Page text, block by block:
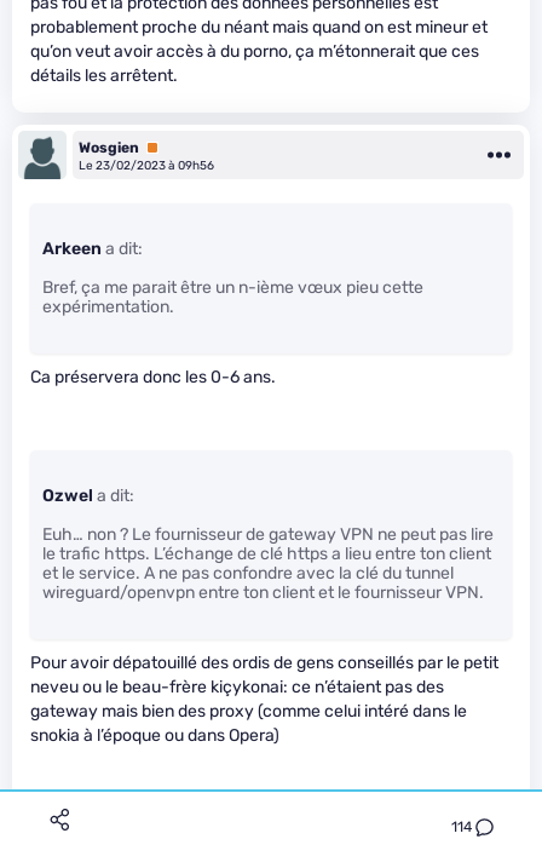
114
probablement proche du néant mais quand on est mineur et
qu’on veut avoir accès à du porno, ça m’étonnerait que ces
détails les arrêtent.
Wosgien
Premium
Le 23/02/2023 à 09h56
Arkeen a dit:
Bref, ça me parait être un n-ième vœux pieu cette
expérimentation.
Ca préservera donc les 0-6 ans.
Ozwel a dit:
Euh… non ? Le fournisseur de gateway VPN ne peut pas lire
le trafic https. L’échange de clé https a lieu entre ton client
et le service. A ne pas confondre avec la clé du tunnel
wireguard/openvpn entre ton client et le fournisseur VPN.
Pour avoir dépatouillé des ordis de gens conseillés par le petit
neveu ou le beau-frère kiçykonai: ce n’étaient pas des
gateway mais bien des proxy (comme celui intéré dans le
snokia à l’époque ou dans Opera)
En tout cas sur les 2 que j’ai vu, installé en certainement en
cliquant sur la pub à droite ou dans le lien d’un youtuber.